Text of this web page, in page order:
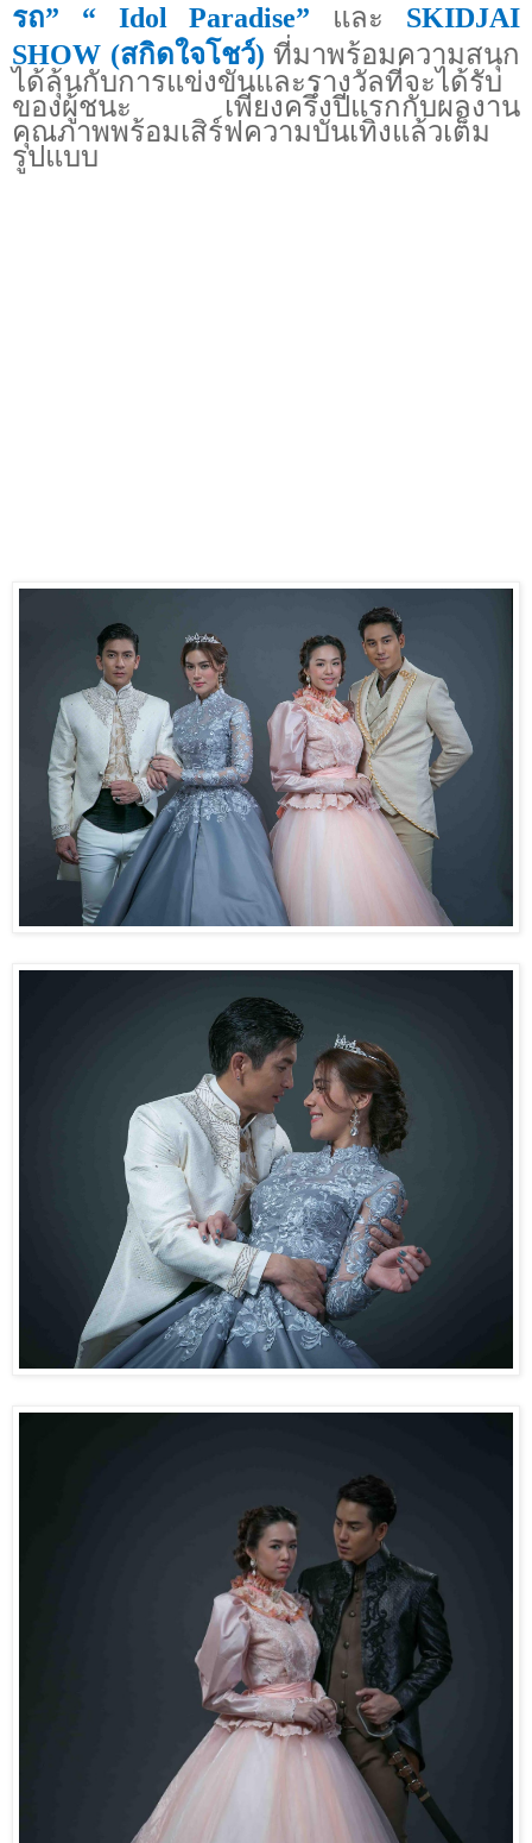
รถ” “ Idol Paradise” และ
SKIDJAI
SHOW (สกิดใจโชว์) ที่มาพร้อมความสนุก
ได้ลุ้นกับการแข่งขันและรางวัลที่จะได้รับ
ของผู้ชนะ เพียงครึ่งปีแรกกับผลงาน
คุณภาพพร้อมเสิร์ฟความบันเทิงแล้วเต็ม
รูปแบบ